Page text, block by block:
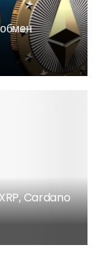
Cardano